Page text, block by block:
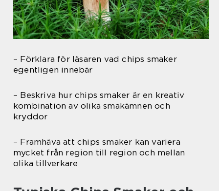
– Förklara för läsaren vad chips smaker
egentligen innebär
– Beskriva hur chips smaker är en kreativ
kombination av olika smakämnen och
kryddor
– Framhäva att chips smaker kan variera
mycket från region till region och mellan
olika tillverkare